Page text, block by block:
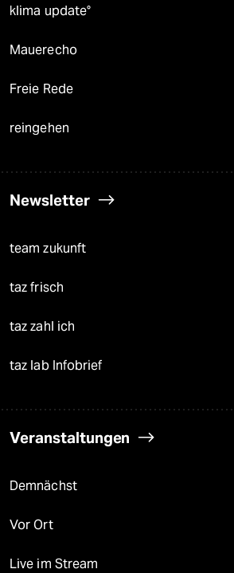
klima update°
Mauerecho
Freie Rede
reingehen
Newsletter
team zukunft
taz frisch
taz zahl ich
taz lab Infobrief
Veranstaltungen
Demnächst
Vor Ort
Live im Stream